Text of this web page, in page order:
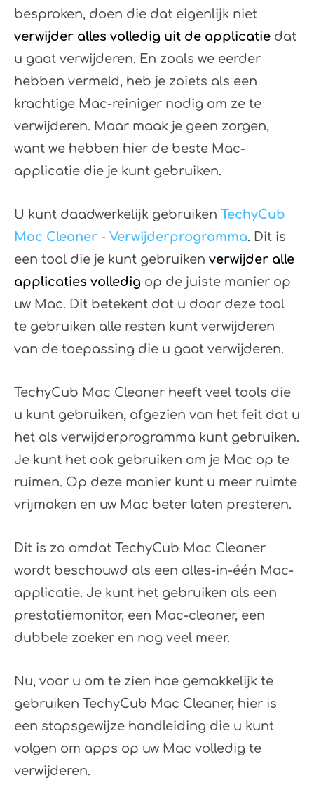
besproken, doen die dat eigenlijk niet
verwijder alles volledig uit de applicatie dat
u gaat verwijderen. En zoals we eerder
hebben vermeld, heb je zoiets als een
krachtige Mac-reiniger nodig om ze te
verwijderen. Maar maak je geen zorgen,
want we hebben hier de beste Mac-
applicatie die je kunt gebruiken.
U kunt daadwerkelijk gebruiken TechyCub
Mac Cleaner - Verwijderprogramma. Dit is
een tool die je kunt gebruiken verwijder alle
applicaties volledig op de juiste manier op
uw Mac. Dit betekent dat u door deze tool
te gebruiken alle resten kunt verwijderen
van de toepassing die u gaat verwijderen.
TechyCub Mac Cleaner heeft veel tools die
u kunt gebruiken, afgezien van het feit dat u
het als verwijderprogramma kunt gebruiken.
Je kunt het ook gebruiken om je Mac op te
ruimen. Op deze manier kunt u meer ruimte
vrijmaken en uw Mac beter laten presteren.
Dit is zo omdat TechyCub Mac Cleaner
wordt beschouwd als een alles-in-één Mac-
applicatie. Je kunt het gebruiken als een
prestatiemonitor, een Mac-cleaner, een
dubbele zoeker en nog veel meer.
Nu, voor u om te zien hoe gemakkelijk te
gebruiken TechyCub Mac Cleaner, hier is
een stapsgewijze handleiding die u kunt
volgen om apps op uw Mac volledig te
verwijderen.